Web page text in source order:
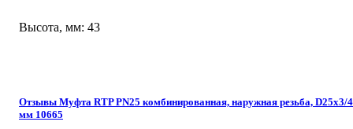
Высота, мм: 43
Отзывы Муфта RTP PN25 комбинированная, наружная резьба, D25х3/4
мм 10665